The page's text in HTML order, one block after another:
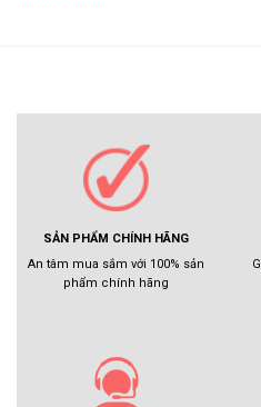
SẢN PHẨM CHÍNH HÃNG
An tâm mua sắm với 100% sản
phẩm chính hãng